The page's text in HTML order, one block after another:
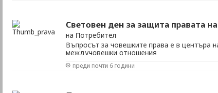
Световен ден за защита правата
на Потребител
Въпросът за човешките права e в центъра
междучовешки отношения
преди почти 6 години